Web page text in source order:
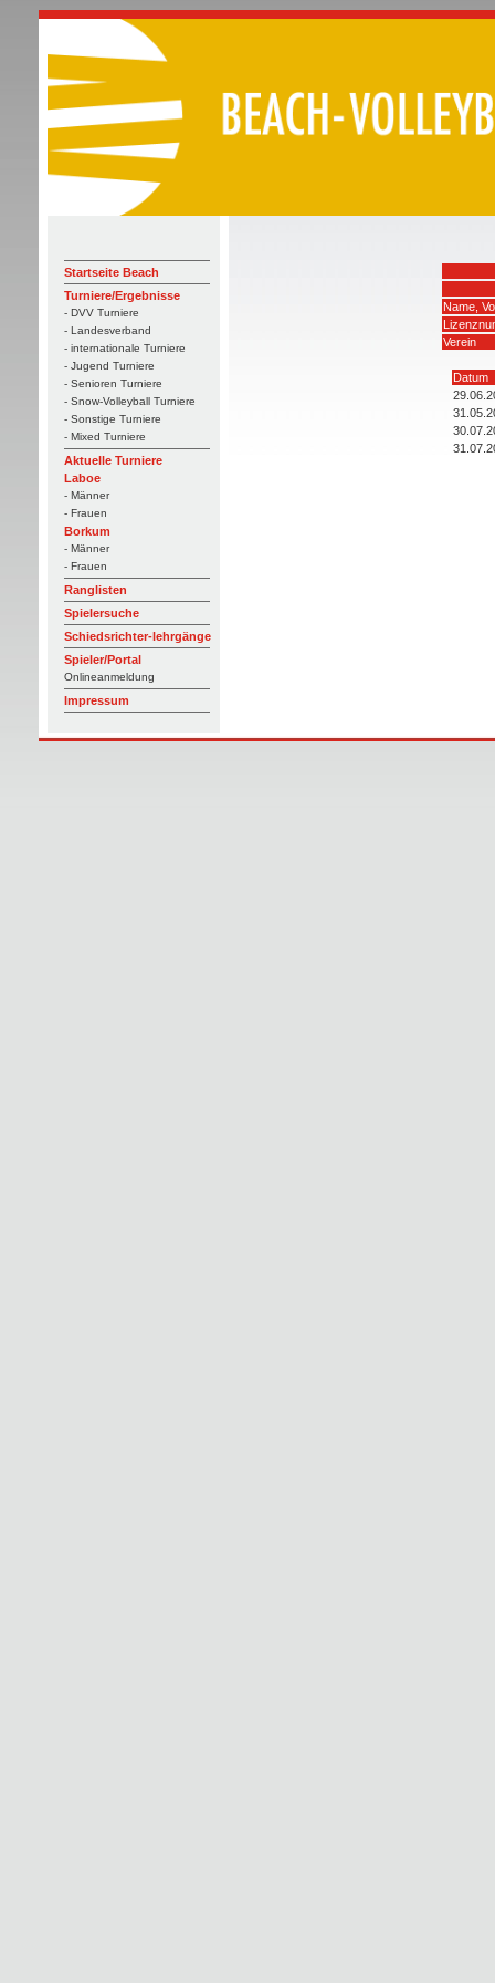
Startseite Beach
Turniere/Ergebnisse
- DVV Turniere
- Landesverband
- internationale Turniere
- Jugend Turniere
- Senioren Turniere
- Snow-Volleyball Turniere
- Sonstige Turniere
- Mixed Turniere
Aktuelle Turniere
Laboe
- Männer
- Frauen
Borkum
- Männer
- Frauen
Ranglisten
Spielersuche
Schiedsrichter-lehrgänge
Spieler/Portal
Onlineanmeldung
Impressum
Name,
Verein
Datum